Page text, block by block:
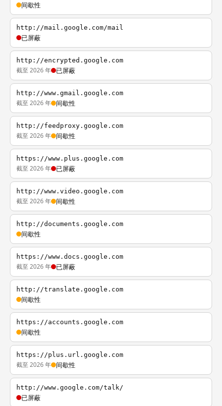
间歇性
http://mail.google.com/mail
已屏蔽
http://encrypted.google.com
截至 2026 年 已屏蔽
http://www.gmail.google.com
截至 2026 年 间歇性
http://feedproxy.google.com
截至 2026 年 间歇性
https://www.plus.google.com
截至 2026 年 已屏蔽
http://www.video.google.com
截至 2026 年 间歇性
http://documents.google.com
间歇性
https://www.docs.google.com
截至 2026 年 已屏蔽
http://translate.google.com
间歇性
https://accounts.google.com
间歇性
https://plus.url.google.com
截至 2026 年 间歇性
http://www.google.com/talk/
已屏蔽